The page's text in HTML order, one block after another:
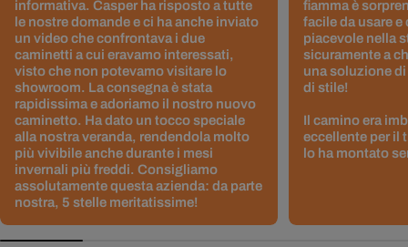
informativa. Casper ha risposto a tutte
le nostre domande e ci ha anche inviato
un video che confrontava i due
caminetti a cui eravamo interessati,
visto che non potevamo visitare lo
showroom. La consegna è stata
rapidissima e adoriamo il nostro nuovo
caminetto. Ha dato un tocco speciale
alla nostra veranda, rendendola molto
più vivibile anche durante i mesi
invernali più freddi. Consigliamo
assolutamente questa azienda: da parte
nostra, 5 stelle meritatissime!
fiamma è
facile da usare e
piacevole nella
sicuramente a
una soluzione
di stile!
Il camino era
eccellente per il
lo ha montato